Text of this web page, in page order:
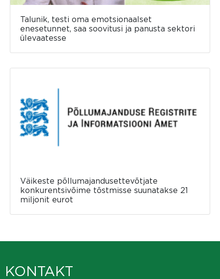
Talunik, testi oma emotsionaalset
enesetunnet, saa soovitusi ja panusta sektori
ülevaatesse
Väikeste põllumajandusettevõtjate
konkurentsivõime tõstmisse suunatakse 21
miljonit eurot
KONTAKT